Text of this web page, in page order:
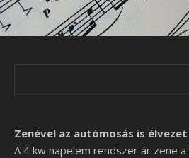
Zenével az autómosás is élvezet
A 4 kw napelem rendszer ár zene a